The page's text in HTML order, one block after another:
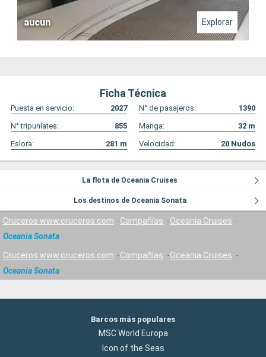
aucun Explorar
Ficha Técnica
Puesta en servicio: 2027 N° de pasajeros:
1390
N° tripunlates:
855 Manga: 32 m
Eslora:
281 m Velocidad: 20 Nudos
La flota de Oceania Cruises
Los destinos de Oceania Sonata
Cruceros www.cruceros.com Compañías
Oceania Cruises
Oceania Sonata
Cruceros www.cruceros.com Compañías
Oceania Cruises
Oceania Sonata
Barcos más populares
MSC World Europa
Icon of the Seas